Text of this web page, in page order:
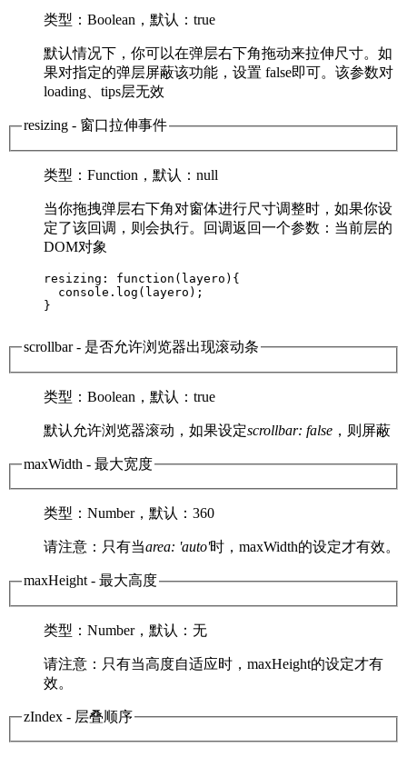
类型 ：Boolean， 默认 ：true
默认情况下，你可以在弹层右下角拖动来拉伸尺寸。如
果对指定的弹层屏蔽该功能，设置 false即可。该参数对
loading、tips层无效
resizing - 窗口拉伸事件
类型 ：Function， 默认 ：null
当你拖拽弹层右下角对窗体进行尺寸调整时，如果你设
定了该回调，则会执行。回调返回一个参数：当前层的
DOM对象
resizing: function(layero){
  console.log(layero);
}
scrollbar- 是否允许浏览器出现滚动条
类型 ：Boolean， 默认 ：true
默认允许浏览器滚动，如果设定scrollbar: false ，则屏蔽
maxWidth - 最大宽度
类型 ：Number， 默认 ：360
请注意：只有当area: 'auto'时，maxWidth的设定才有效。
maxHeight - 最大高度
类型 ：Number， 默认 ：无
请注意：只有当高度自适应时，maxHeight的设定才有
效。
zIndex - 层叠顺序